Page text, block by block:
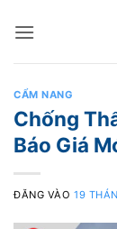
qua
CẨM NANG
Chống
Báo Giá
ĐĂNG VÀO19